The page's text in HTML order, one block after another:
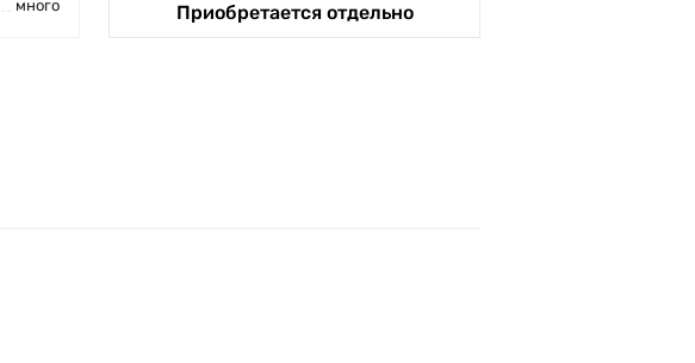
много Приобретается отдельно